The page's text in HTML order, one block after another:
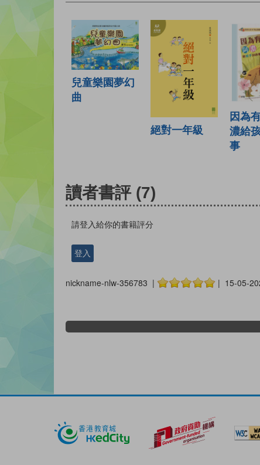
兒童樂園夢幻
曲
絕對一年級
因為
濃給
事
讀者書評 (7)
請登入給你的書籍評分
登入
nickname-nlw-356783 | | 15-05-